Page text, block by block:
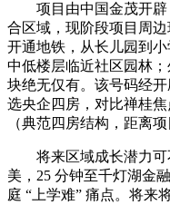
项目由中国金茂开辟
合区域，现阶段项目周
开通地铁，从长儿园到
中低楼层临近社区园林
块绝无仅有。该号码经
选央企四房，对比禅桂
（典范四房结构，距离
将来区域成长潜力可
美，25 分钟至千灯湖金
庭 “上学难” 痛点。将来